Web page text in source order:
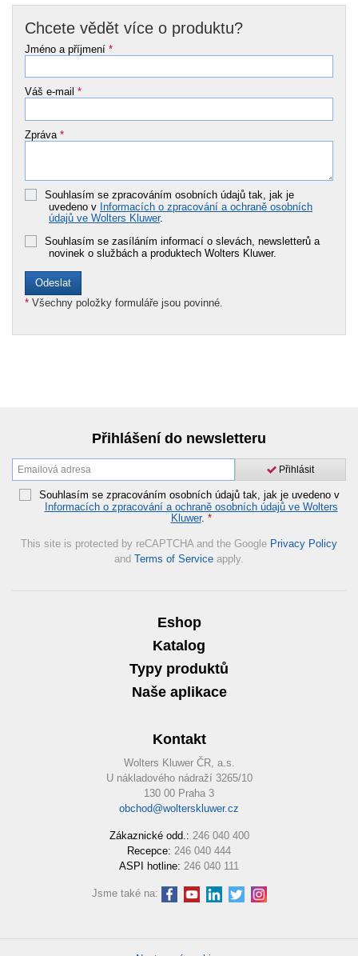
Chcete vědět více o produktu?
Jméno a příjmení *
Váš e-mail *
Zpráva *
Souhlasím se zpracováním osobních údajů tak, jak je
uvedeno v Informacích o zpracování a ochraně osobních
údajů ve Wolters Kluwer.
Souhlasím se zasíláním informací o slevách, newsletterů a
novinek o službách a produktech Wolters Kluwer.
* Všechny položky formuláře jsou povinné.
Přihlášení do newsletteru
Přihlásit
Souhlasím se zpracováním osobních údajů tak, jak je uvedeno v
Informacích o zpracování a ochraně osobních údajů ve Wolters
Kluwer. *
This site is protected by reCAPTCHA and the Google Privacy Policy
and Terms of Service apply.
Eshop
Katalog
Typy produktů
Naše aplikace
Kontakt
Wolters Kluwer ČR, a.s.
U nákladového nádraží 3265/10
130 00 Praha 3
obchod@wolterskluwer.cz
Zákaznické odd.: 246 040 400
Recepce: 246 040 444
ASPI hotline: 246 040 111
Jsme také na: